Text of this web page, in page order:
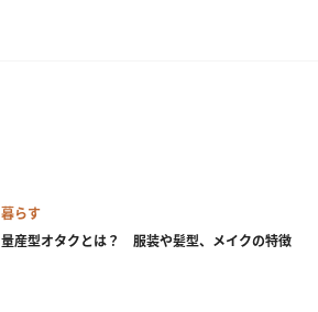
暮らす
量産型オタクとは？ 服装や髪型、メイクの特徴